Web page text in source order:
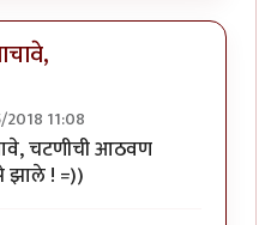
11:08
सस्नेहचटणीची आठवण
! =))